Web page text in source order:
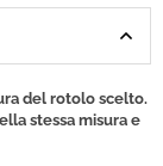
del rotolo scelto.
stessa misura e